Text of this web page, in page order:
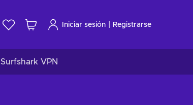
Iniciar sesión Registrarse
Surfshark VPN